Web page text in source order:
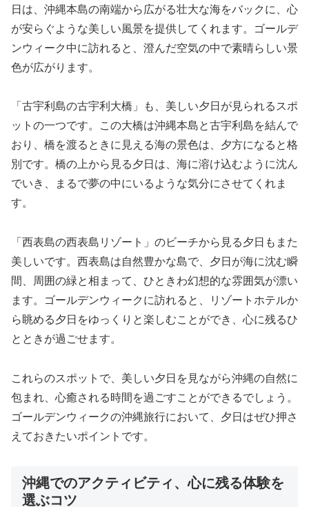
日は、沖縄本島の南端から広がる壮大な海をバックに、心
が安らぐような美しい風景を提供してくれます。ゴールデ
ンウィーク中に訪れると、澄んだ空気の中で素晴らしい景
色が広がります。
「古宇利島の古宇利大橋」も、美しい夕日が見られるスポ
ットの一つです。この大橋は沖縄本島と古宇利島を結んで
おり、橋を渡るときに見える海の景色は、夕方になると格
別です。橋の上から見る夕日は、海に溶け込むように沈ん
でいき、まるで夢の中にいるような気分にさせてくれま
す。
「西表島の西表島リゾート」のビーチから見る夕日もまた
美しいです。西表島は自然豊かな島で、夕日が海に沈む瞬
間、周囲の緑と相まって、ひときわ幻想的な雰囲気が漂い
ます。ゴールデンウィークに訪れると、リゾートホテルか
ら眺める夕日をゆっくりと楽しむことができ、心に残るひ
とときが過ごせます。
これらのスポットで、美しい夕日を見ながら沖縄の自然に
包まれ、心癒される時間を過ごすことができるでしょう。
ゴールデンウィークの沖縄旅行において、夕日はぜひ押さ
えておきたいポイントです。
沖縄でのアクティビティ、心に残る体験を
選ぶコツ